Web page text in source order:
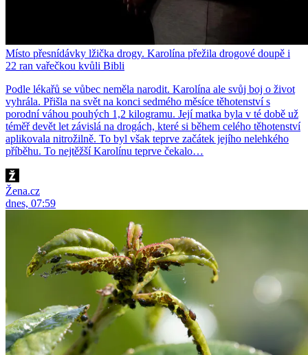
Místo přesnídávky lžička drogy. Karolína přežila drogové doupě i
22 ran vařečkou kvůli Bibli
Podle lékařů se vůbec neměla narodit. Karolína ale svůj boj o život
vyhrála. Přišla na svět na konci sedmého měsíce těhotenství s
porodní váhou pouhých 1,2 kilogramu. Její matka byla v té době už
téměř devět let závislá na drogách, které si během celého těhotenství
aplikovala nitrožilně. To byl však teprve začátek jejího nelehkého
příběhu. To nejtěžší Karolínu teprve čekalo…
Žena.cz
dnes, 07:59